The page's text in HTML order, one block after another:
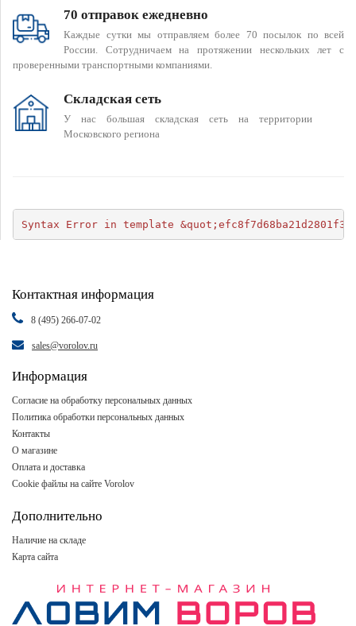
70 отправок ежедневно
Каждые сутки мы отправляем более 70 посылок по всей
России. Сотрудничаем на протяжении нескольких лет с
проверенными транспортными компаниями.
Складская сеть
У нас большая складская сеть на территории
Московского региона
Syntax Error in template
Контактная информация
8 (495) 266-07-02
sales@vorolov.ru
Информация
Согласие на обработку персональных данных
Политика обработки персональных данных
Контакты
О магазине
Оплата и доставка
Cookie файлы на сайте Vorolov
Дополнительно
Наличие на складе
Карта сайта